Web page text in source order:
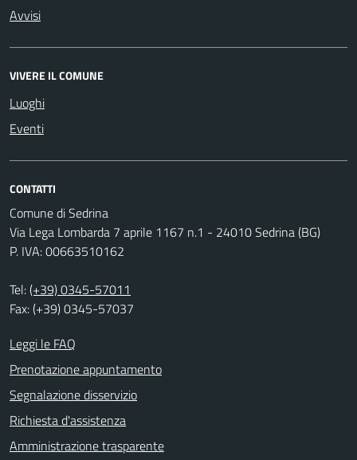
Avvisi
VIVERE IL COMUNE
Luoghi
Eventi
CONTATTI
Comune di Sedrina
Via Lega Lombarda 7 aprile 1167 n.1 - 24010 Sedrina (BG)
P. IVA: 00663510162
Tel:(+39) 0345-57011
Fax: (+39) 0345-57037
Leggi le FAQ
Prenotazione appuntamento
Segnalazione disservizio
Richiesta d'assistenza
Amministrazione trasparente